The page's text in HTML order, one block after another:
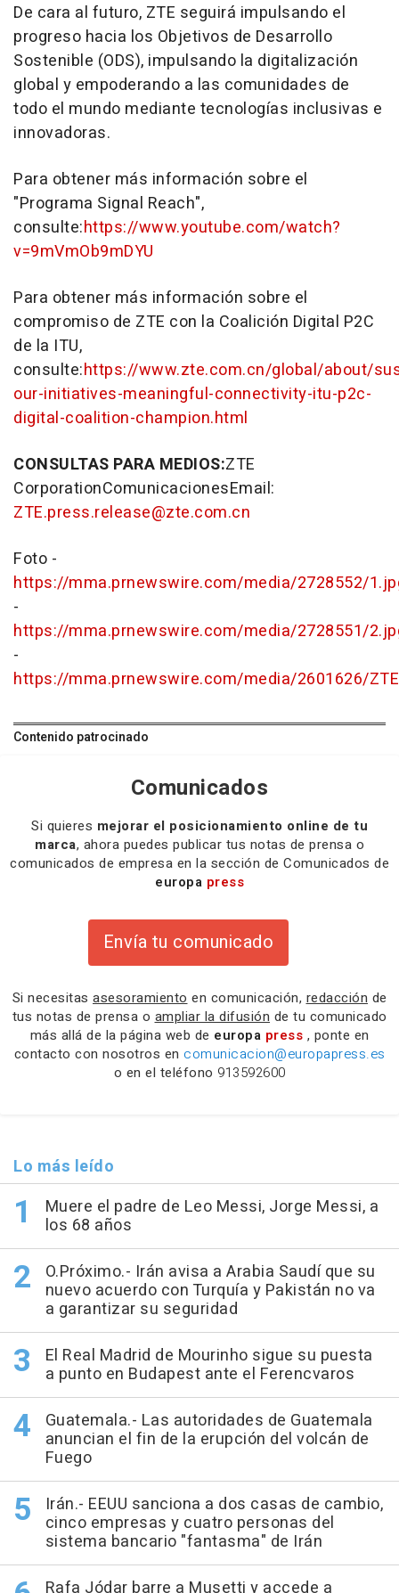
De cara al futuro, ZTE seguirá impulsando el
progreso hacia los Objetivos de Desarrollo
Sostenible (ODS), impulsando la digitalización
global y empoderando a las comunidades de
todo el mundo mediante tecnologías inclusivas e
innovadoras.
Para obtener más información sobre el
"Programa Signal Reach",
consulte:https://www.youtube.com/watch?
v=9mVmOb9mDYU
Para obtener más información sobre el
compromiso de ZTE con la Coalición Digital P2C
de la ITU,
consulte:https://www.zte.com.cn/global/about/
our-initiatives-meaningful-connectivity-itu-p2c-
digital-coalition-champion.html
CONSULTAS PARA MEDIOS:ZTE
CorporationComunicacionesEmail:
ZTE.press.release@zte.com.cn
Foto -
https://mma.prnewswire.com/media/2728552/
-
https://mma.prnewswire.com/media/2728551/
-
https://mma.prnewswire.com/media/2601626/
Contenido patrocinado
Comunicados
Si quieres mejorar el posicionamiento online de tu
marca, ahora puedes publicar tus notas de prensa o
comunicados de empresa en la sección de Comunicados de
europa press
Envía tu comunicado
Si necesitas asesoramiento en comunicación, redacción de
tus notas de prensa o ampliar la difusión de tu comunicado
más allá de la página web de europa press , ponte en
contacto con nosotros en comunicacion@europapress.es
o en el teléfono 913592600
Lo más leído
Muere el padre de Leo Messi, Jorge Messi, a
los 68 años
O.Próximo.- Irán avisa a Arabia Saudí que su
nuevo acuerdo con Turquía y Pakistán no va
a garantizar su seguridad
El Real Madrid de Mourinho sigue su puesta
a punto en Budapest ante el Ferencvaros
Guatemala.- Las autoridades de Guatemala
anuncian el fin de la erupción del volcán de
Fuego
Irán.- EEUU sanciona a dos casas de cambio,
cinco empresas y cuatro personas del
sistema bancario "fantasma" de Irán